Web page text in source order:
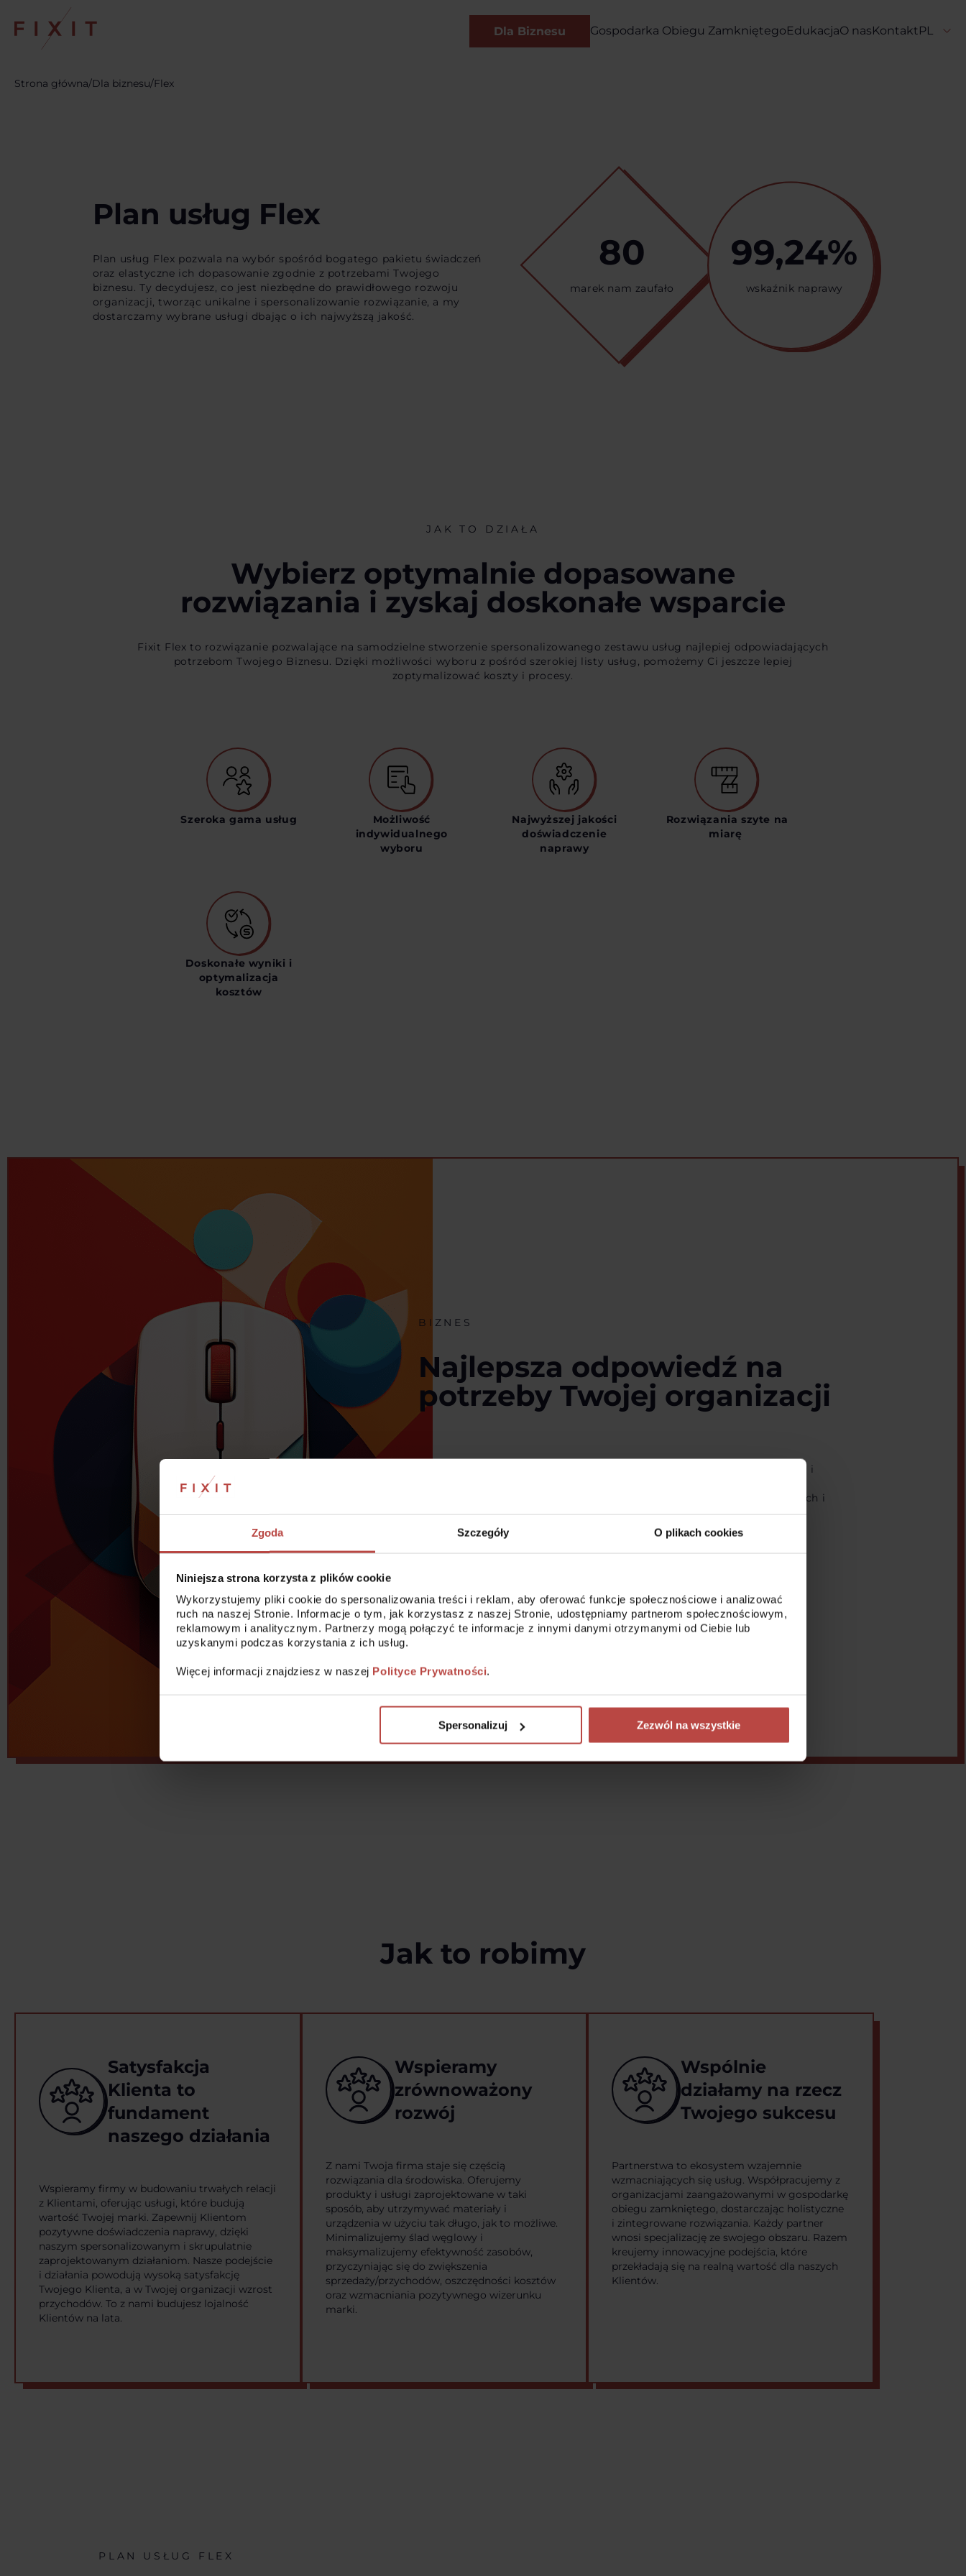
Zgoda Szczegóły O plikach cookies
Niniejsza strona korzysta z plików cookie
Wykorzystujemy pliki cookie do spersonalizowania treści i reklam, aby oferować funkcje społecznościowe i analizować
ruch na naszej Stronie. Informacje o tym, jak korzystasz z naszej Stronie, udostępniamy partnerom społecznościowym,
reklamowym i analitycznym. Partnerzy mogą połączyć te informacje z innymi danymi otrzymanymi od Ciebie lub
uzyskanymi podczas korzystania z ich usług.
Więcej informacji znajdziesz w naszej Polityce Prywatności.
Spersonalizuj Zezwól na wszystkie
Dla Biznesu Gospodarka Obiegu ZamkniętegoEdukacjaO nasKontakt
Strona główna/Dla biznesu/Flex
Plan usług Flex
Plan usług Flex pozwala na wybór spośród bogatego pakietu świadczeń
oraz elastyczne ich dopasowanie zgodnie z potrzebami Twojego
biznesu. Ty decydujesz, co jest niezbędne do prawidłowego rozwoju
organizacji, tworząc unikalne i spersonalizowanie rozwiązanie, a my
dostarczamy wybrane usługi dbając o ich najwyższą jakość.
80
marek nam zaufało
99,24%
wskaźnik naprawy
JAK TO DZIAŁA
Wybierz optymalnie dopasowane
rozwiązania i zyskaj doskonałe wsparcie
Fixit Flex to rozwiązanie pozwalające na samodzielne stworzenie spersonalizowanego zestawu usług najlepiej odpowiadających
potrzebom Twojego Biznesu. Dzięki możliwości wyboru z pośród szerokiej listy usług, pomożemy Ci jeszcze lepiej
zoptymalizować koszty i procesy.
Szeroka gama usług
Możliwość
indywidualnego
wyboru
Najwyższej jakości
doświadczenie
naprawy
Rozwiązania szyte na
miarę
Doskonałe wyniki i
optymalizacja
kosztów
BIZNES
Najlepsza odpowiedź na
potrzeby Twojej organizacji
Odkryj zalety współpracy z Fixit – Twoim partnerem w obszarze serwisu i
ekspertów z wieloletnim doświadczeniem, a także korzystasz z wydajnych i
innowacyjnych rozwiązań
Jak to robimy
Satysfakcja
Klienta to
fundament
naszego działania
Wspieramy firmy w budowaniu trwałych relacji
z Klientami, oferując usługi, które budują
wartość Twojej marki. Zapewnij Klientom
pozytywne doświadczenia naprawy, dzięki
naszym spersonalizowanym i skrupulatnie
zaprojektowanym działaniom. Nasze podejście
i działania powodują wysoką satysfakcję
Twojego Klienta, a w Twojej organizacji wzrost
przychodów. To z nami budujesz lojalność
Klientów na lata.
Wspieramy
zrównoważony
rozwój
Z nami Twoja firma staje się częścią
rozwiązania dla środowiska. Oferujemy
produkty i usługi zaprojektowane w taki
sposób, aby utrzymywać materiały i
urządzenia w użyciu tak długo, jak to możliwe.
Minimalizujemy ślad węglowy i
maksymalizujemy efektywność zasobów,
przyczyniając się do zwiększenia
sprzedaży/przychodów, oszczędności kosztów
oraz wzmacniania pozytywnego wizerunku
marki.
Wspólnie
działamy na rzecz
Twojego sukcesu
Partnerstwa to ekosystem wzajemnie
wzmacniających się usług. Współpracujemy z
organizacjami zaangażowanymi w gospodarkę
obiegu zamkniętego, dostarczając holistyczne
i zintegrowane rozwiązania. Każdy partner
wnosi specjalizację ze swojego obszaru. Razem
kreujemy innowacyjne podejścia, które
przekładają się na realną wartość dla naszych
Klientów.
PLAN USŁUG FLEX